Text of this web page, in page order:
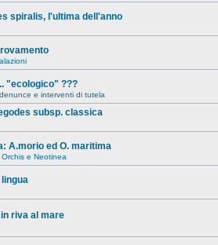
spiralis, l'ultima dell'anno
"ecologico" ???
e interventi di tutela
subsp. classica
A.morio ed O. maritima
e Neotinea
riva al mare